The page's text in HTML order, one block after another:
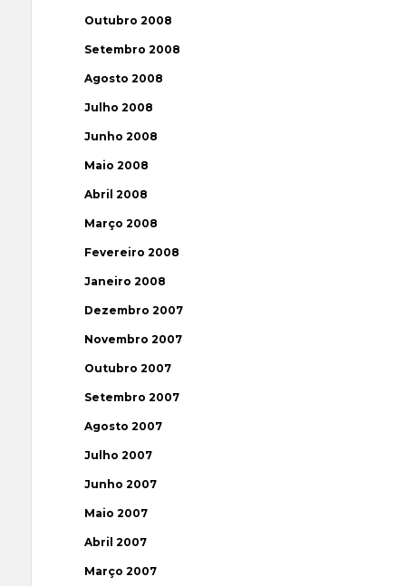
Outubro 2008
Setembro 2008
Agosto 2008
Julho 2008
Junho 2008
Maio 2008
Abril 2008
Março 2008
Fevereiro 2008
Janeiro 2008
Dezembro 2007
Novembro 2007
Outubro 2007
Setembro 2007
Agosto 2007
Julho 2007
Junho 2007
Maio 2007
Abril 2007
Março 2007